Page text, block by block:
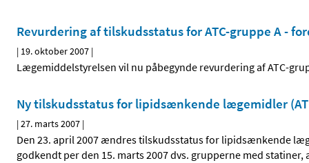
Revurdering af tilskudsstatus for ATC-gruppe A -
| 19. oktober 2007 |
Lægemiddelstyrelsen vil nu påbegynde revurdering af ATC-
Ny tilskudsstatus for lipidsænkende lægemidler
|27. marts 2007 |
Den 23. april 2007 ændres tilskudsstatus for lipidsænkende
godkendt per den 15. marts 2007 dvs. grupperne med